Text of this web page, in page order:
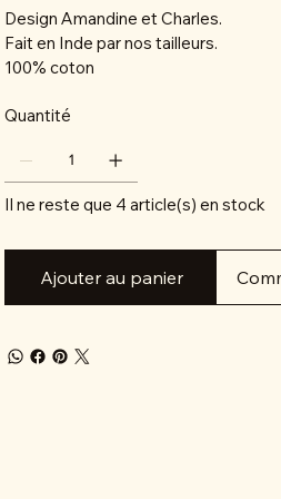
Design Amandine et Charles.
Fait en Inde par nos tailleurs.
100% coton
Quantité
Il ne reste que 4 article(s) en stock
Ajouter au panier